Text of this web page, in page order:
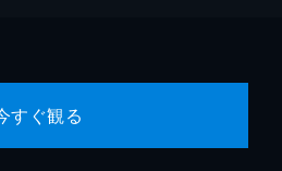
すぐ観る